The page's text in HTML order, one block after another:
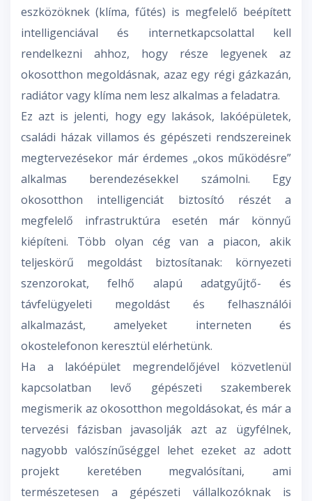
eszközöknek (klíma, fűtés) is megfelelő beépített
intelligenciával és internetkapcsolattal kell
rendelkezni ahhoz, hogy része legyenek az
okosotthon megoldásnak, azaz egy régi gázkazán,
radiátor vagy klíma nem lesz alkalmas a feladatra.
Ez azt is jelenti, hogy egy lakások, lakóépületek,
családi házak villamos és gépészeti rendszereinek
megtervezésekor már érdemes „okos működésre”
alkalmas berendezésekkel számolni. Egy
okosotthon intelligenciát biztosító részét a
megfelelő infrastruktúra esetén már könnyű
kiépíteni. Több olyan cég van a piacon, akik
teljeskörű megoldást biztosítanak: környezeti
szenzorokat, felhő alapú adatgyűjtő- és
távfelügyeleti megoldást és felhasználói
alkalmazást, amelyeket interneten és
okostelefonon keresztül elérhetünk.
Ha a lakóépület megrendelőjével közvetlenül
kapcsolatban levő gépészeti szakemberek
megismerik az okosotthon megoldásokat, és már a
tervezési fázisban javasolják azt az ügyfélnek,
nagyobb valószínűséggel lehet ezeket az adott
projekt keretében megvalósítani, ami
természetesen a gépészeti vállalkozóknak is